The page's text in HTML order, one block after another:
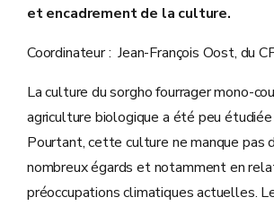
et encadrement de la culture.
Coordinateur : Jean-François Oost, du
La culture du sorgho fourrager mono-
agriculture biologique a été peu étudiée
Pourtant, cette culture ne manque pas
nombreux égards et notamment en
préoccupations climatiques actuelles.